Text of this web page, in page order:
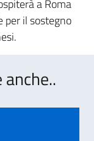
a Roma
per il sostegno